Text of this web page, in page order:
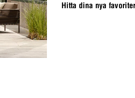
Hitta dina nya